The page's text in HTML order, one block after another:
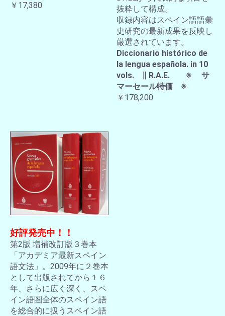
￥17,380
抜粋して構成。
収録内容はスペイン語語彙
史研究の最新成果を反映し
厳選されています。
Diccionario histórico de
la lengua española. in 10
vols. ∥ R.A.E. ※ サ
マーセール特価 ※
￥178,200
好評発売中！！
第2版 増補改訂版３巻本
「アカデミア最新スペイン
語文法」。2009年に２巻本
として出版されてから１６
年、さらに広く深く、スペ
イン語圏全体のスペイン語
を総合的に扱うスペイン語